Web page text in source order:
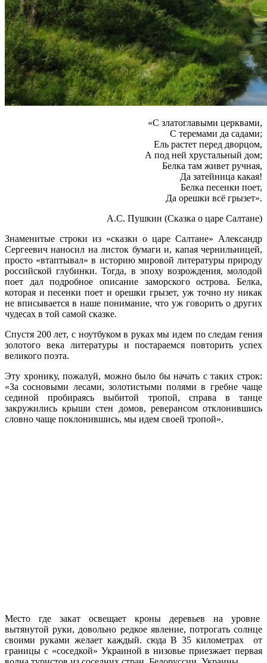
«С златоглавыми церквами,
С теремами да садами;
Ель растет перед дворцом,
А под ней хрустальный дом;
Белка там живет ручная,
Да затейница какая!
Белка песенки поет,
Да орешки всё грызет».
А.С. Пушкин (Сказка о царе Салтане)
Знаменитые строки из «сказки о царе Салтане» Александр
Сергеевич наносил на листок бумаги и, капая чернильницей,
просто «втаптывал» в историю мировой литературы природу
российской глубинки. Тогда, в эпоху возрождения, молодой
поет дал подробное описание заморского острова. Белка,
которая и песенки поет и орешки грызет, уж точно ну никак
не вписывается в наше понимание, что уж говорить о других
чудесах в той самой сказке.
Спустя 200 лет, с ноутбуком в руках мы идем по следам гения
золотого века литературы и постараемся повторить успех
великого поэта.
Эту хронику, пожалуй, можно было бы начать с таких строк:
«За сосновыми лесами, золотистыми полями в гребне чаще
сединой пробираясь выбитой тропой, справа в танце
закружились крыши стен домов, реверансом отклонившись
словно чаще поклонившись, мы идем своей тропой».
Место где закат освещает кроны деревьев на уровне
вытянутой руки, довольно редкое явление, потрогать солнце
своими руками желает каждый. сюда В 35 километрах от
границы с «соседкой» Украиной в низовье приезжает первая